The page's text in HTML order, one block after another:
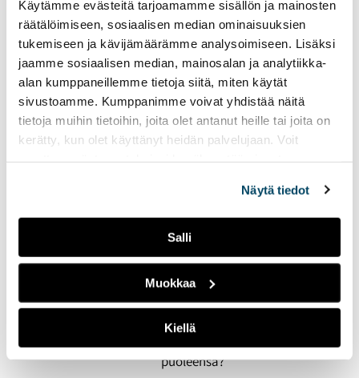
Käytämme evästeitä tarjoamamme sisällön ja mainosten
räätälöimiseen, sosiaalisen median ominaisuuksien
tukemiseen ja kävijämäärämme analysoimiseen. Lisäksi
jaamme sosiaalisen median, mainosalan ja analytiikka-
alan kumppaneillemme tietoja siitä, miten käytät
sivustoamme. Kumppanimme voivat yhdistää näitä
tietoja muihin tietoihin, joita olet antanut heille tai joita on
kerätty, kun olet käyttänyt heidän palvelujaan. Voit
Näytä tiedot
Salli
Muokkaa
Kiellä
määrä viehätystä on
normaalia ja milloin ollaan
vaarallisilla vesillä?
Ilmaiset ja edulliset
vapaa-ajan
mahdollisuudet
kiinnostavat nuoria
vapaa-ajan
mahdollisuuksiin on
kasvussa, kun arjen
kustannukset kiristävät
monen kukkaroa. Mitä
vaihtoehtoja on tarjolla, ja
miksi ne vetävät nuoria
puoleensa?